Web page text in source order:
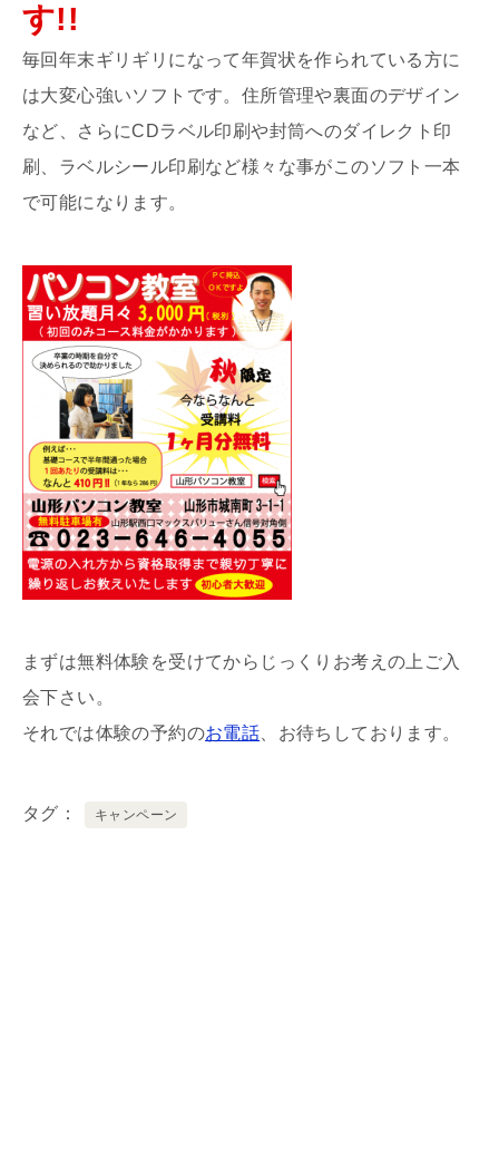
す!!
毎回年末ギリギリになって年賀状を作られている方に
は大変心強いソフトです。住所管理や裏面のデザイン
など、さらにCDラベル印刷や封筒へのダイレクト印
刷、ラベルシール印刷など様々な事がこのソフト一本
で可能になります。
まずは無料体験を受けてからじっくりお考えの上ご入
会下さい。
それでは体験の予約のお電話 、お待ちしております。
タグ キャンペーン